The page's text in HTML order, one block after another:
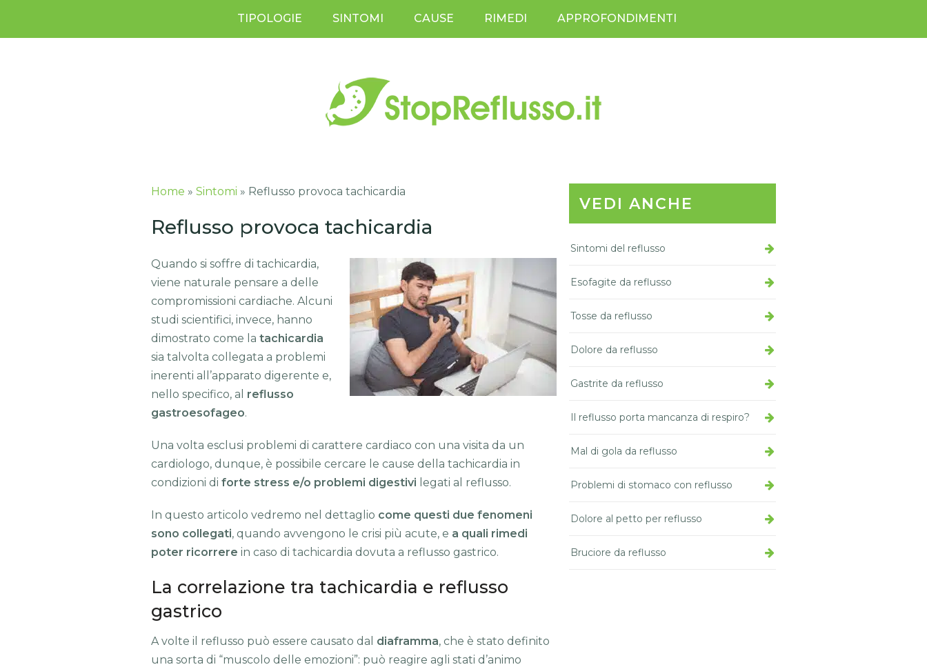
TIPOLOGIE SINTOMI CAUSE RIMEDI APPROFONDIMENTI
Home » Sintomi » Reflusso provoca tachicardia
Reflusso provoca tachicardia
Quando si soffre di tachicardia,
viene naturale pensare a delle
compromissioni cardiache. Alcuni
studi scientifici, invece, hanno
dimostrato come la tachicardia
sia talvolta collegata a problemi
inerenti all’apparato digerente e,
nello specifico, al reflusso
gastroesofageo.
Una volta esclusi problemi di carattere cardiaco con una visita da un
cardiologo, dunque, è possibile cercare le cause della tachicardia in
condizioni di forte stress e/o problemi digestivi legati al reflusso.
In questo articolo vedremo nel dettaglio come questi due fenomeni
sono collegati, quando avvengono le crisi più acute, e a quali rimedi
poter ricorrere in caso di tachicardia dovuta a reflusso gastrico.
La correlazione tra tachicardia e reflusso
gastrico
A volte il reflusso può essere causato dal diaframma, che è stato definito
una sorta di “muscolo delle emozioni”: può reagire agli stati d’animo
VEDI ANCHE
Sintomi del reflusso
Esofagite da reflusso
Tosse da reflusso
Dolore da reflusso
Gastrite da reflusso
Il reflusso porta mancanza di respiro?
Mal di gola da reflusso
Problemi di stomaco con reflusso
Dolore al petto per reflusso
Bruciore da reflusso